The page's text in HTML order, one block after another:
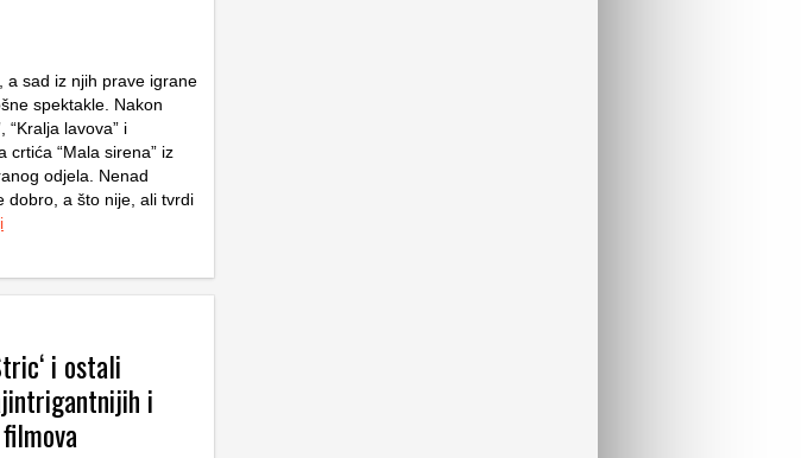
a sad iz njih prave igrane
spektakle. Nakon
“Kralja lavova” i
crtića “Mala sirena” iz
odjela. Nenad
dobro, a što nije, ali tvrdi
i ostali
i